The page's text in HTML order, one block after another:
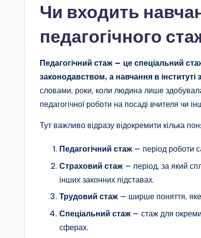
Чи входить
педагогічного
Педагогічний стаж — це спеціальний
законодавством, а навчання в
словами, роки, коли людина лише
педагогічної роботи на посаді вчителя чи
Тут важливо відразу відокремити кілька
Педагогічний стаж— період роботи
Страховий стаж— період, за який
інших законних підставах.
Трудовий стаж— ширше поняття, яке
Спеціальний стаж— стаж для
сферах.